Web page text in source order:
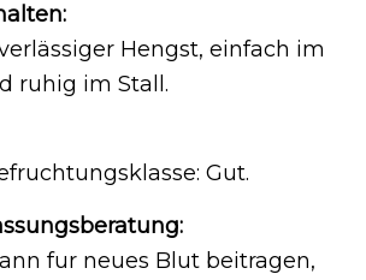
Hengst, einfach im
ruhig im Stall.
Gut.
fur neues Blut beitragen,